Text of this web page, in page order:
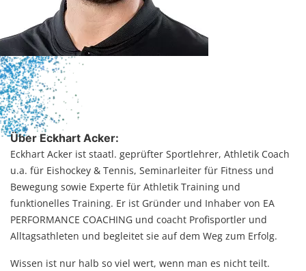
Über Eckhart Acker:
Eckhart Acker ist staatl. geprüfter Sportlehrer, Athletik Coach
u.a. für Eishockey & Tennis, Seminarleiter für Fitness und
Bewegung sowie Experte für Athletik Training und
funktionelles Training. Er ist Gründer und Inhaber von EA
PERFORMANCE COACHING und coacht Profisportler und
Alltagsathleten und begleitet sie auf dem Weg zum Erfolg.
Wissen ist nur halb so viel wert, wenn man es nicht teilt.